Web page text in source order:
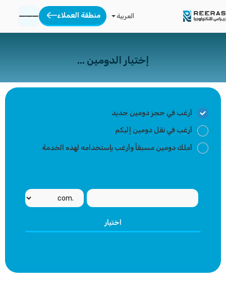
العربية منطقة العملاء
إختيار الدومين ...
أرغب في حجز دومين جديد
أرغب في نقل دومين إليكم
أملك دومين مسبقاً وأرغب بإستخدامه لهذه الخدمة
اختيار